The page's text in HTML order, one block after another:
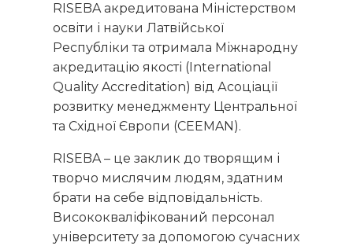
RISEBA акредитована Міністерством
освіти і науки Латвійської
Республіки та отримала Міжнародну
акредитацію якості (International
Quality Accreditation) від Асоціації
розвитку менеджменту Центральної
та Східної Європи (CEEMAN).
RISEBA – це заклик до творящим і
творчо мислячим людям, здатним
брати на себе відповідальність.
Висококваліфікований персонал
університету за допомогою сучасних